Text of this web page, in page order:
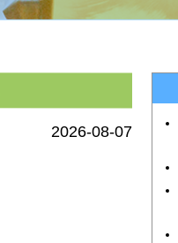
2026-08-07